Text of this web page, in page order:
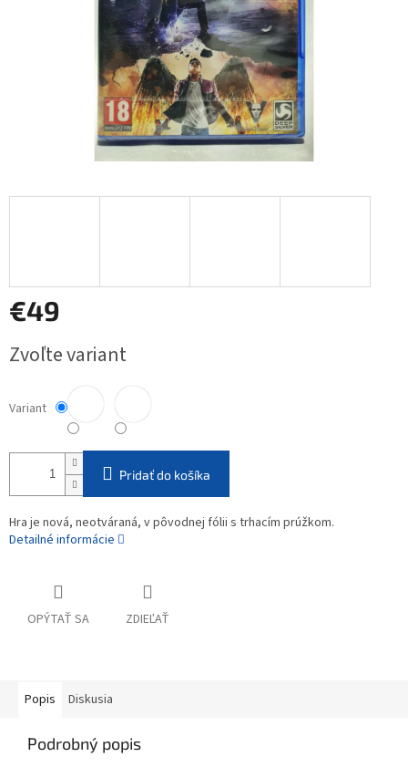
€49
cena:
Zvoľte variant
Variant
Pridať do košíka
Hra je nová, neotváraná, v pôvodnej fólii s trhacím prúžkom.
Detailné informácie
OPÝTAŤ SA ZDIEĽAŤ
Popis Diskusia
Podrobný popis